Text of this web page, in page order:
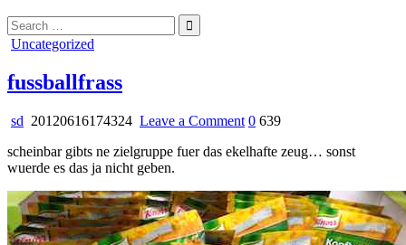
Search
for:
Posted
Uncategorized
fussballfrass
sd 20120616174324 Leave a Commenton
0 639
scheinbar gibts ne zielgruppe fuer das ekelhafte zeug… sonst
wuerde es das ja nicht geben.